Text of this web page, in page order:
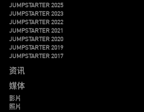
JUMPSTARTER 2025
JUMPSTARTER 2023
JUMPSTARTER 2022
JUMPSTARTER 2021
JUMPSTARTER 2020
JUMPSTARTER 2019
JUMPSTARTER 2017
资讯
媒体
影片
照片